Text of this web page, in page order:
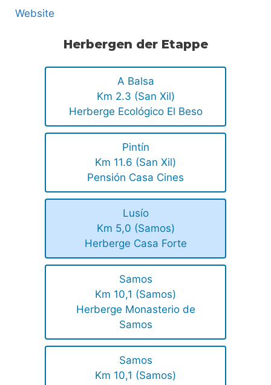
Website
Herbergen der Etappe
A Balsa
Km 2.3 (San Xil)
Herberge Ecológico El Beso
Pintín
Km 11.6 (San Xil)
Pensión Casa Cines
Lusío
Km 5,0 (Samos)
Herberge Casa Forte
Samos
Km 10,1 (Samos)
Herberge Monasterio de
Samos
Samos
Km 10,1 (Samos)